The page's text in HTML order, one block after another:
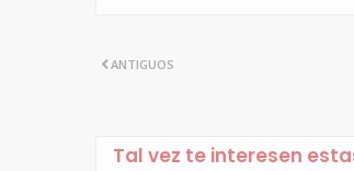
ANTIGUOS
Tal vez te interesen